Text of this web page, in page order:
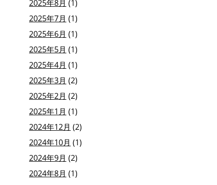
2025年8月 (1)
2025年7月 (1)
2025年6月 (1)
2025年5月 (1)
2025年4月 (1)
2025年3月 (2)
2025年2月 (2)
2025年1月 (1)
2024年12月 (2)
2024年10月 (1)
2024年9月 (2)
2024年8月 (1)